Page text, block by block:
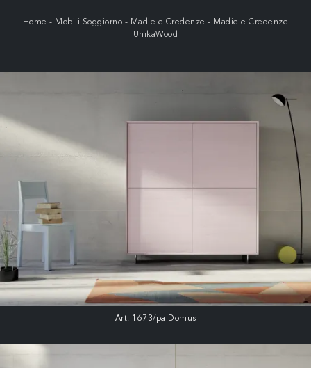
Home - Mobili Soggiorno - Madie e Credenze - Madie e Credenze
UnikaWood
Art. 1673/pa Domus